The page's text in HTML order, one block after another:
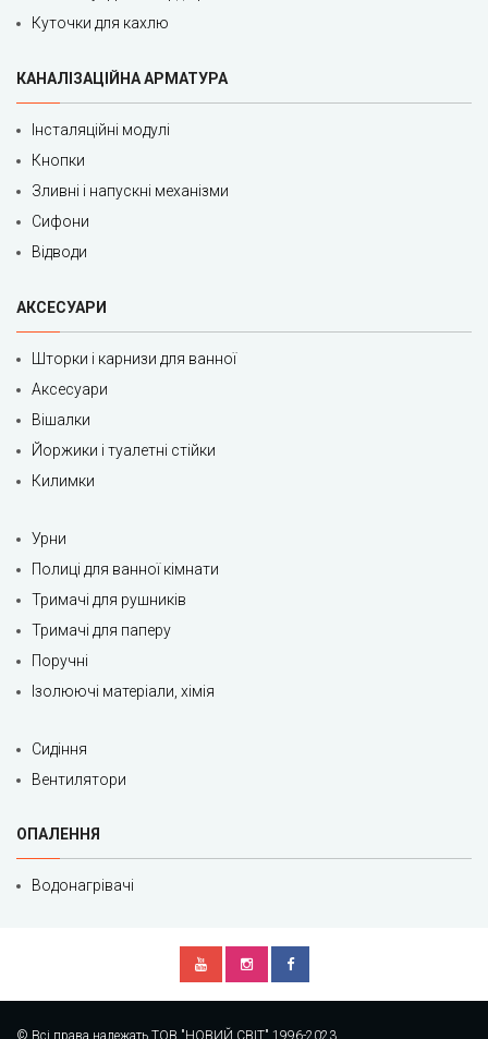
Куточки для кахлю
КАНАЛІЗАЦІЙНА АРМАТУРА
Інсталяційні модулі
Кнопки
Зливні і напускні механізми
Сифони
Відводи
АКСЕСУАРИ
Шторки і карнизи для ванної
Аксесуари
Вішалки
Йоржики і туалетні стійки
Килимки
Урни
Полиці для ванної кімнати
Тримачі для рушників
Тримачі для паперу
Поручні
Ізолюючі матеріали, хімія
Сидіння
Вентилятори
ОПАЛЕННЯ
Водонагрівачі
© Всі права належать ТОВ "НОВИЙ СВІТ" 1996-2023